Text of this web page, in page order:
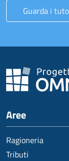
Guarda i
Aree
Ragioneria
Tributi